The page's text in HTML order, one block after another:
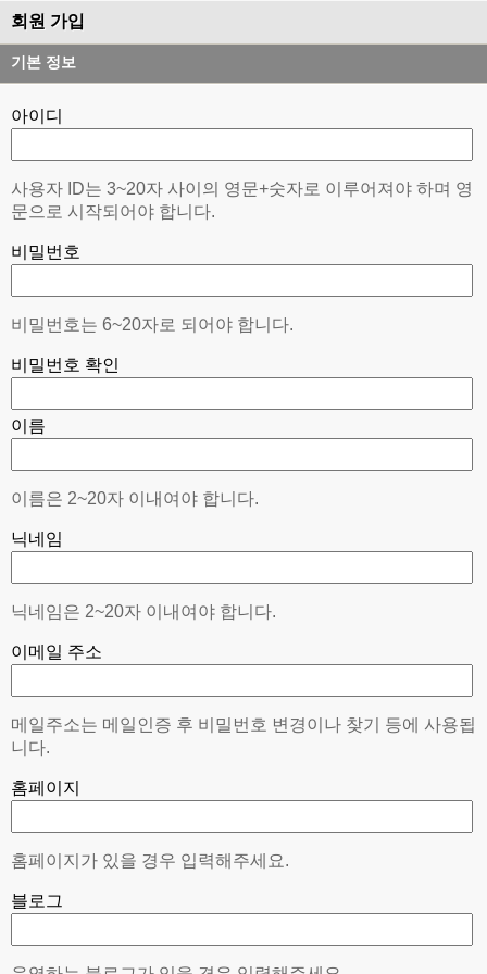
회원 가입
기본 정보
아이디
사용자 ID는 3~20자 사이의 영문+숫자로 이루어져야 하며 영
문으로 시작되어야 합니다.
비밀번호
비밀번호는 6~20자로 되어야 합니다.
비밀번호 확인
이름
이름은 2~20자 이내여야 합니다.
닉네임
닉네임은 2~20자 이내여야 합니다.
이메일 주소
메일주소는 메일인증 후 비밀번호 변경이나 찾기 등에 사용됩
니다.
홈페이지
홈페이지가 있을 경우 입력해주세요.
블로그